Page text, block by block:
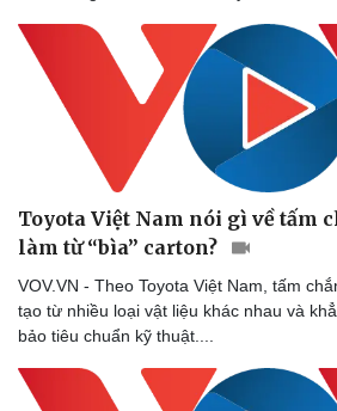
Sức khỏe
Sản phụ khoa
Nam khoa
Làm đẹp - giảm cân
Nhà
Tình
Toyota Việt Nam nói gì về tấm
làm từ “bìa” carton?
VOV.VN - Theo Toyota Việt Nam, tấm
tạo từ nhiều loại vật liệu khác nhau và
bảo tiêu chuẩn kỹ thuật....